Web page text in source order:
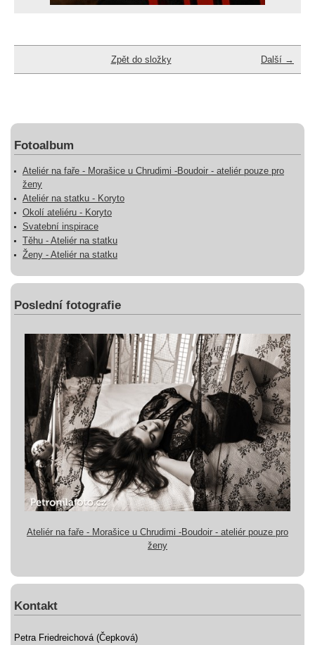
Další →
Zpět do složky
Fotoalbum
Ateliér na faře - Morašice u Chrudimi -Boudoir - ateliér pouze pro
ženy
Ateliér na statku - Koryto
Okolí ateliéru - Koryto
Svatební inspirace
Těhu - Ateliér na statku
Ženy - Ateliér na statku
Poslední fotografie
Ateliér na faře - Morašice u Chrudimi -Boudoir - ateliér pouze pro
ženy
Kontakt
Petra Friedreichová (Čepková)